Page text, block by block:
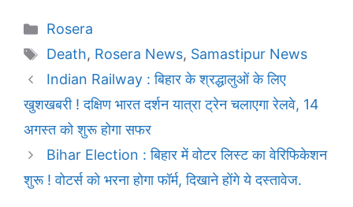
Categories
Rosera
Tags
Death, Rosera News, Samastipur News
Indian Railway : बिहार के श्रद्धालुओं के लिए
खुशखबरी ! दक्षिण भारत दर्शन यात्रा ट्रेन चलाएगा रेलवे, 14
अगस्त को शुरू होगा सफर
Bihar Election : बिहार में वोटर लिस्ट का वेरिफिकेशन
शुरू ! वोटर्स को भरना होगा फॉर्म, दिखाने होंगे ये दस्तावेज.